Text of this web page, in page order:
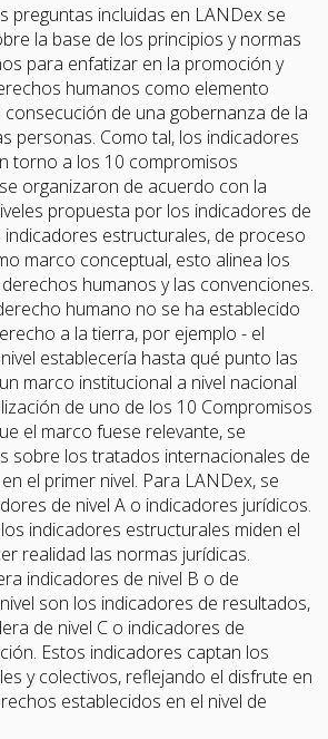
preguntas incluidas en LANDex se
la base de los principios y normas
para enfatizar en la promoción y
humanos como elemento
de una gobernanza de la
personas. Como tal, los indicadores
torno a los 10 compromisos
organizaron de acuerdo con la
propuesta por los indicadores de
estructurales, de proceso
marco conceptual, esto alinea los
humanos y las convenciones.
humano no se ha establecido
a la tierra, por ejemplo - el
establecería hasta qué punto las
marco institucional a nivel nacional
de uno de los 10 Compromisos
el marco fuese relevante, se
sobre los tratados internacionales de
el primer nivel. Para LANDex, se
de nivel A o indicadores jurídicos.
indicadores estructurales miden el
realidad las normas jurídicas.
indicadores de nivel B o de
son los indicadores de resultados,
de nivel C o indicadores de
Estos indicadores captan los
y colectivos, reflejando el disfrute en
establecidos en el nivel de